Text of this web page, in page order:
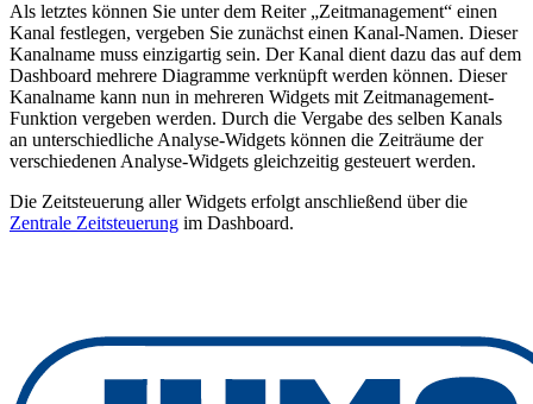
Als letztes können Sie unter dem Reiter „Zeitmanagement“ einen
Kanal festlegen, vergeben Sie zunächst einen Kanal-Namen. Dieser
Kanalname muss einzigartig sein. Der Kanal dient dazu das auf dem
Dashboard mehrere Diagramme verknüpft werden können. Dieser
Kanalname kann nun in mehreren Widgets mit Zeitmanagement-
Funktion vergeben werden. Durch die Vergabe des selben Kanals
an unterschiedliche Analyse-Widgets können die Zeiträume der
verschiedenen Analyse-Widgets gleichzeitig gesteuert werden.
Die Zeitsteuerung aller Widgets erfolgt anschließend über die
Zentrale Zeitsteuerung im Dashboard.